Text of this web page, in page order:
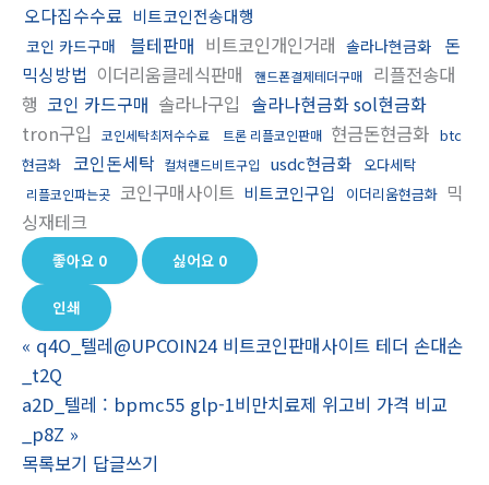
오다집수수료 비트코인전송대행
코인 카드구매 블테판매 비트코인개인거래 솔라나현금화
돈
믹싱방법 이더리움클레식판매 핸드폰결제테더구매
리플전송대
행 코인 카드구매 솔라나구입 솔라나현금화 sol현금화
tron구입
코인세탁최저수수료 트론 리플코인판매 현금돈현금화 btc
현금화 코인돈세탁 컬쳐랜드비트구입 usdc현금화 오다세탁
리플코인파는곳 코인구매사이트 비트코인구입 이더리움현금화 믹
싱재테크
좋아요 0 싫어요 0
인쇄
« q4O_텔레@UPCOIN24 비트코인판매사이트 테더 손대손
_t2Q
a2D_텔레 : bpmc55 glp-1비만치료제 위고비 가격 비교
_p8Z »
목록보기 답글쓰기